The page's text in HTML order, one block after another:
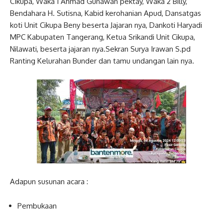
Bendahara H. Sutisna, Kabid kerohanian Apud, Dansatgas
koti Unit Cikupa Beny beserta Jajaran nya, Dankoti Haryadi
MPC Kabupaten Tangerang, Ketua Srikandi Unit Cikupa,
Nilawati, beserta jajaran nya.Sekran Surya Irawan S.pd
Ranting Kelurahan Bunder dan tamu undangan lain nya.
Adapun susunan acara :
Pembukaan